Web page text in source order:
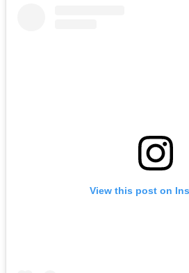
View this post on